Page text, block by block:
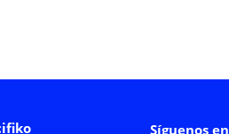
Síguenos en